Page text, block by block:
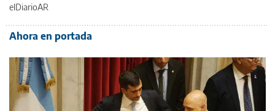
elDiarioAR
Ahora en portada